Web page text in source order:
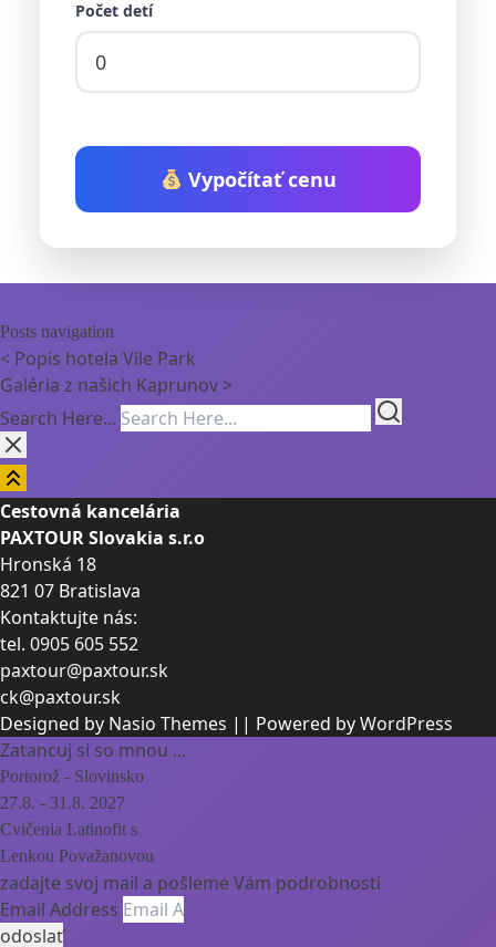
Počet detí
Vypočítať cenu
Posts navigation
< Popis hotela Vile Park
Galéria z našich Kaprunov>
Search Here...
Cestovná kancelária
PAXTOUR Slovakia s.r.o
Hronská 18
821 07 Bratislava
Kontaktujte nás:
tel. 0905 605 552
paxtour@paxtour.sk
ck@paxtour.sk
Designed by Nasio Themes || Powered byWordPress
Zatancuj si so mnou ...
Portorož - Slovinsko
27.8. - 31.8. 2027
Cvičenia Latinofit s
Lenkou Považanovou
zadajte svoj mail a pošleme Vám podrobnosti
Email Address
odoslať